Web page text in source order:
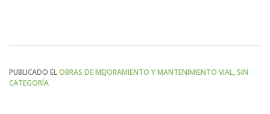
PUBLICADO ELOBRAS DE MEJORAMIENTO Y MANTENIMIENTO VIAL,SIN
CATEGORÍA